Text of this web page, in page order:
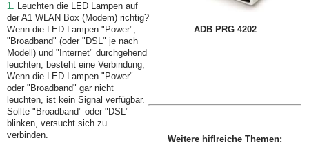
1. Leuchten die LED Lampen auf
der A1 WLAN Box (Modem) richtig?
Wenn die LED Lampen "Power",
"Broadband" (oder "DSL" je nach
Modell) und "Internet" durchgehend
leuchten, besteht eine Verbindung;
Wenn die LED Lampen "Power"
oder "Broadband" gar nicht
leuchten, ist kein Signal verfügbar.
Sollte "Broadband" oder "DSL"
blinken, versucht sich zu
verbinden.
ADB PRG 4202
Weitere hiflreiche Themen: